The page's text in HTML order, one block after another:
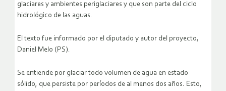
glaciares y ambientes periglaciares y que son parte del ciclo
hidrológico de las aguas.
El texto fue informado por el diputado y autor del proyecto,
Daniel Melo (PS).
Se entiende por glaciar todo volumen de agua en estado
sólido, que persiste por períodos de al menos dos años. Esto,